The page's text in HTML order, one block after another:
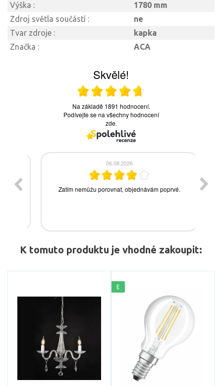
Výška :
1780 mm
Zdroj světla součástí :
ne
Tvar zdroje :
kapka
Značka :
ACA
K tomuto produktu je vhodné zakoupit:
E